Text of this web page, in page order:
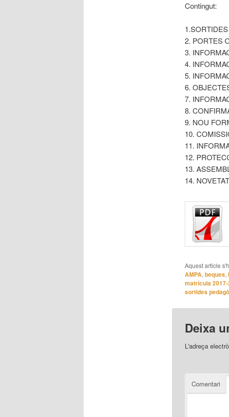
Contingut:
2. PORTES
3.
4.
5.
6.
7.
8.
9. NOU
10.
11.
12.
13.
14.
Aquest article
AMPA, beques,
matrícula
sortides
Deixa
L'adreça
Comentari